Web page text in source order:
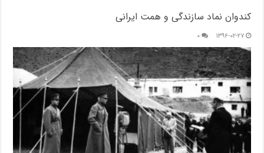
کندوان نماد سازندگی و همت ایرانی
۱۳۹۶-۰۲-۲۷ ۰